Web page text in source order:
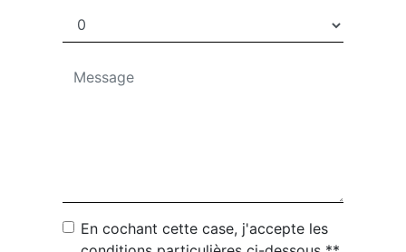
En cochant cette case, j'accepte les